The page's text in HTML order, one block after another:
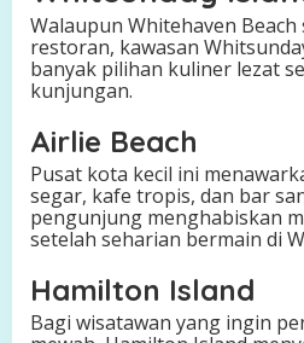
Walaupun Whitehaven
restoran, kawasan
banyak pilihan kuliner lezat
kunjungan.
Airlie Beach
Pusat kota kecil ini
segar, kafe tropis, dan bar
pengunjung menghabiskan
setelah seharian bermain di
Hamilton Island
Bagi wisatawan yang ingin